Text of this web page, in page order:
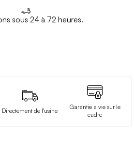
sous 24 à 72 heures.
Directement de l'usine
Garantie a vie sur le
cadre